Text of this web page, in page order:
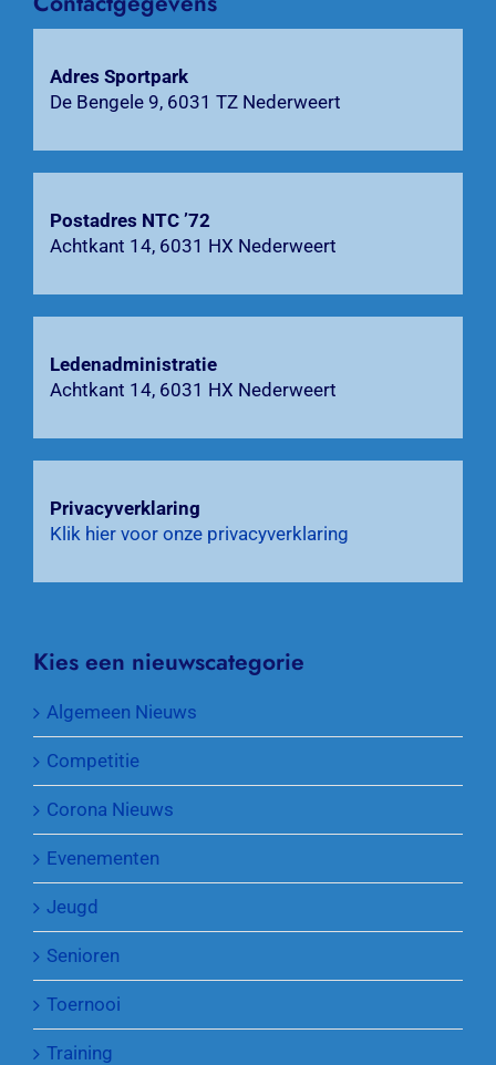
Bardienst
Contact
Zoeken
naar:
Adres Sportpark
De Bengele 9, 6031 TZ Nederweert
Postadres NTC ’72
Achtkant 14, 6031 HX Nederweert
Ledenadministratie
Achtkant 14, 6031 HX Nederweert
Privacyverklaring
Klik hier voor onze privacyverklaring
Kies een nieuwscategorie
Algemeen Nieuws
Competitie
Corona Nieuws
Evenementen
Jeugd
Senioren
Toernooi
Training